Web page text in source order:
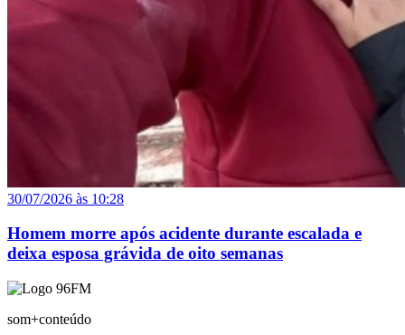
30/07/2026 às 10:28
Homem morre após acidente durante escalada e
deixa esposa grávida de oito semanas
som+conteúdo